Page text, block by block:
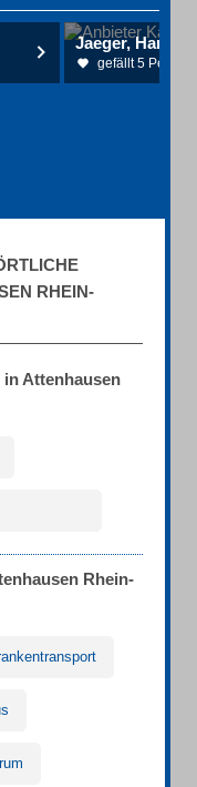
gefällt 5
RHEIN-
in Attenhausen
Rhein-